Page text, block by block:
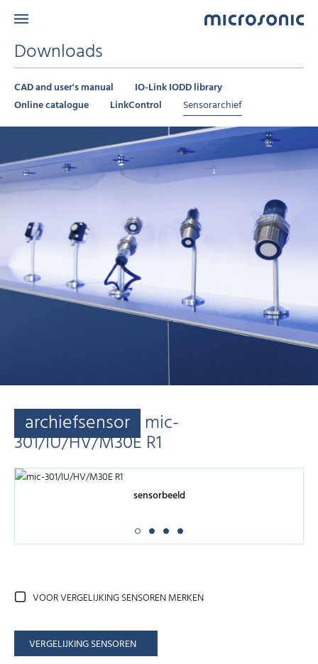
Downloads
CAD and user's manual
IO-Link IODD library
Online catalogue
LinkControl Sensorarchief
archiefsensor mic-
301/IU/HV/M30E R1
sensorbeeld
VOOR VERGELIJKING SENSOREN MERKEN
VERGELIJKING SENSOREN